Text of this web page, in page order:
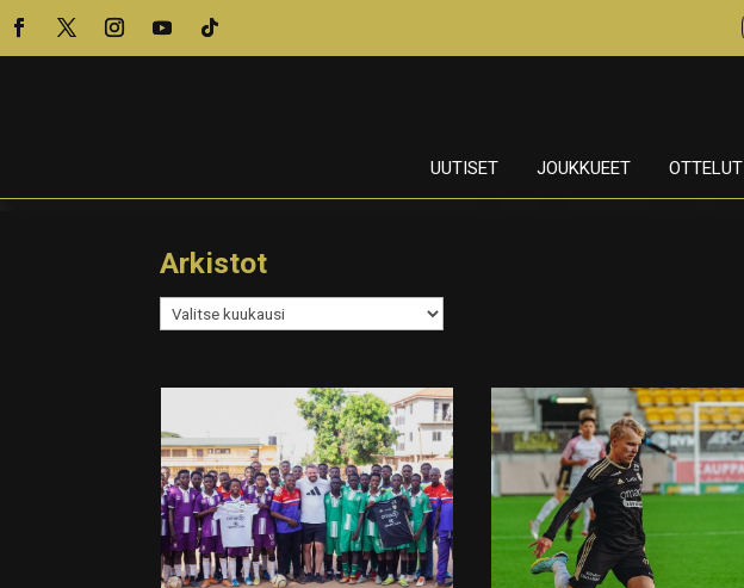
UUTISET JOUKKUEET OTTELUT
Arkistot
Arkistot